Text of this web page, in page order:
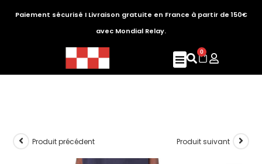
Paiement sécurisé I Livraison gratuite en France à partir de 150€
avec Mondial Relay.
0
Produit précédent Produit suivant